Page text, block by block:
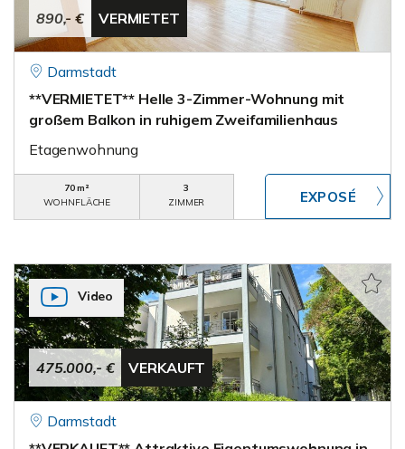
890,- € VERMIETET
Darmstadt
**VERMIETET** Helle 3-Zimmer-Wohnung mit
großem Balkon in ruhigem Zweifamilienhaus
Etagenwohnung
70 m²
WOHNFLÄCHE
3
ZIMMER
475.000,- € VERKAUFT
Video
Darmstadt